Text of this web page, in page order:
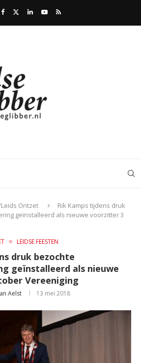
Ontzet
Rik Kamps tijdens druk
geïnstalleerd als nieuwe voorzitter 3
LEIDSE FEESTEN
druk bezochte
geïnstalleerd als nieuwe
Vereeniging
Aelst 13 mei 2018